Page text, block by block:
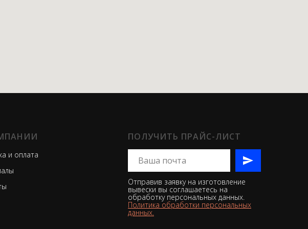
и оплата
ПОЛУЧИТЬ ПРАЙС-ЛИСТ
Отправив заявку на изготовление
вывески вы соглашаетесь на
обработку персональных данных.
Политика обработки персональных
данных.